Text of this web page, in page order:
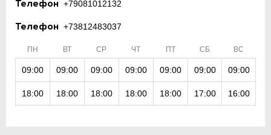
Телефон +79081012132
Телефон +73812483037
ПН ВТ СР ЧТ ПТ СБ ВС
09:00 09:00 09:00 09:00 09:00 09:00 09:00
18:00 18:00 18:00 18:00 18:00 17:00 16:00